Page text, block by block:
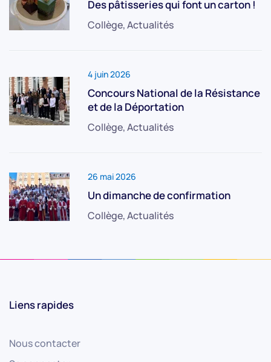
Des pâtisseries qui font un carton !
Collège, Actualités
4 juin 2026
Concours National de la Résistance
et de la Déportation
Collège, Actualités
26 mai 2026
Un dimanche de confirmation
Collège, Actualités
Liens rapides
Nous contacter